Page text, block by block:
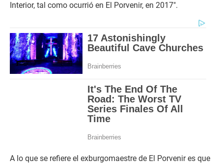
Interior, tal como ocurrió en El Porvenir, en 2017″.
A lo que se refiere el exburgomaestre de El Porvenir es que